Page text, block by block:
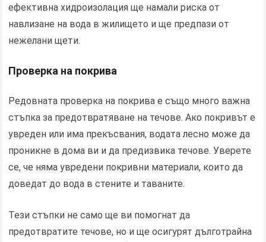
ефективна хидроизолация ще намали риска от
навлизане на вода в жилището и ще предпази от
нежелани щети.
Проверка на покрива
Редовната проверка на покрива е също много важна
стъпка за предотвратяване на течове. Ако покривът е
увреден или има прекъсвания, водата лесно може да
проникне в дома ви и да предизвика течове. Уверете
се, че няма увредени покривни материали, които да
доведат до вода в стените и таваните.
Тези стъпки не само ще ви помогнат да
предотвратите течове, но и ще осигурят дълготрайна